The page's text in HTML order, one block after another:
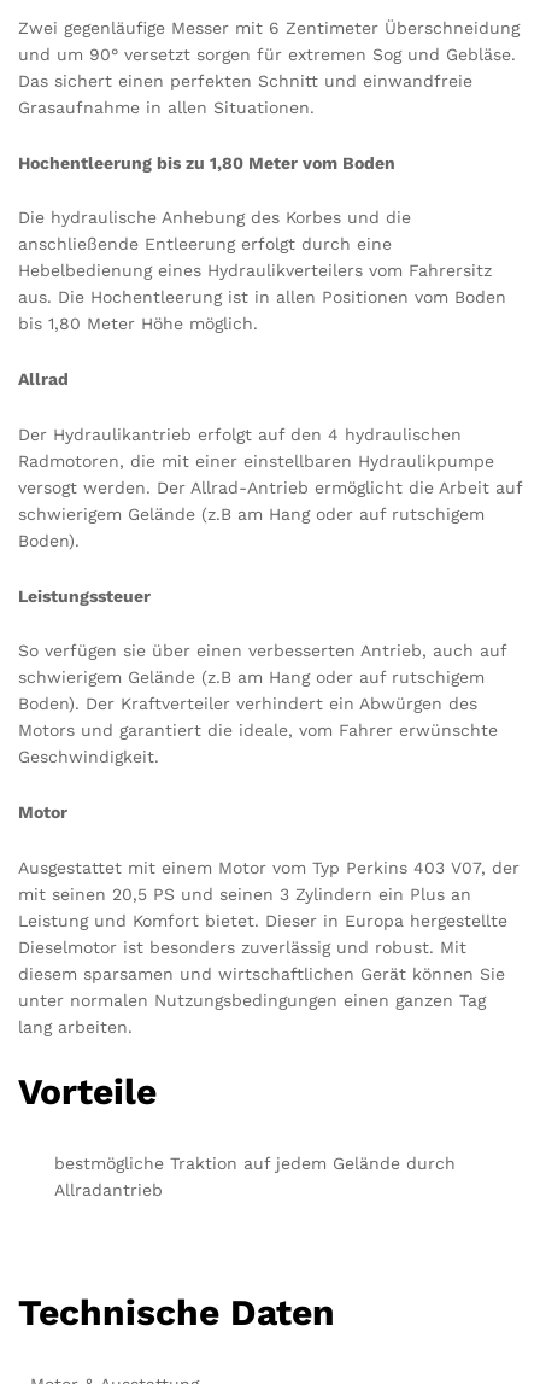
Zwei gegenläufige Messer mit 6 Zentimeter Überschneidung
und um 90° versetzt sorgen für extremen Sog und Gebläse.
Das sichert einen perfekten Schnitt und einwandfreie
Grasaufnahme in allen Situationen.
Hochentleerung bis zu 1,80 Meter vom Boden
Die hydraulische Anhebung des Korbes und die
anschließende Entleerung erfolgt durch eine
Hebelbedienung eines Hydraulikverteilers vom Fahrersitz
aus. Die Hochentleerung ist in allen Positionen vom Boden
bis 1,80 Meter Höhe möglich.
Allrad
Der Hydraulikantrieb erfolgt auf den 4 hydraulischen
Radmotoren, die mit einer einstellbaren Hydraulikpumpe
versogt werden. Der Allrad-Antrieb ermöglicht die Arbeit auf
schwierigem Gelände (z.B am Hang oder auf rutschigem
Boden).
Leistungssteuer
So verfügen sie über einen verbesserten Antrieb, auch auf
schwierigem Gelände (z.B am Hang oder auf rutschigem
Boden). Der Kraftverteiler verhindert ein Abwürgen des
Motors und garantiert die ideale, vom Fahrer erwünschte
Geschwindigkeit.
Motor
Ausgestattet mit einem Motor vom Typ Perkins 403 V07, der
mit seinen 20,5 PS und seinen 3 Zylindern ein Plus an
Leistung und Komfort bietet. Dieser in Europa hergestellte
Dieselmotor ist besonders zuverlässig und robust. Mit
diesem sparsamen und wirtschaftlichen Gerät können Sie
unter normalen Nutzungsbedingungen einen ganzen Tag
lang arbeiten.
Vorteile
bestmögliche Traktion auf jedem Gelände durch
Allradantrieb
Technische Daten